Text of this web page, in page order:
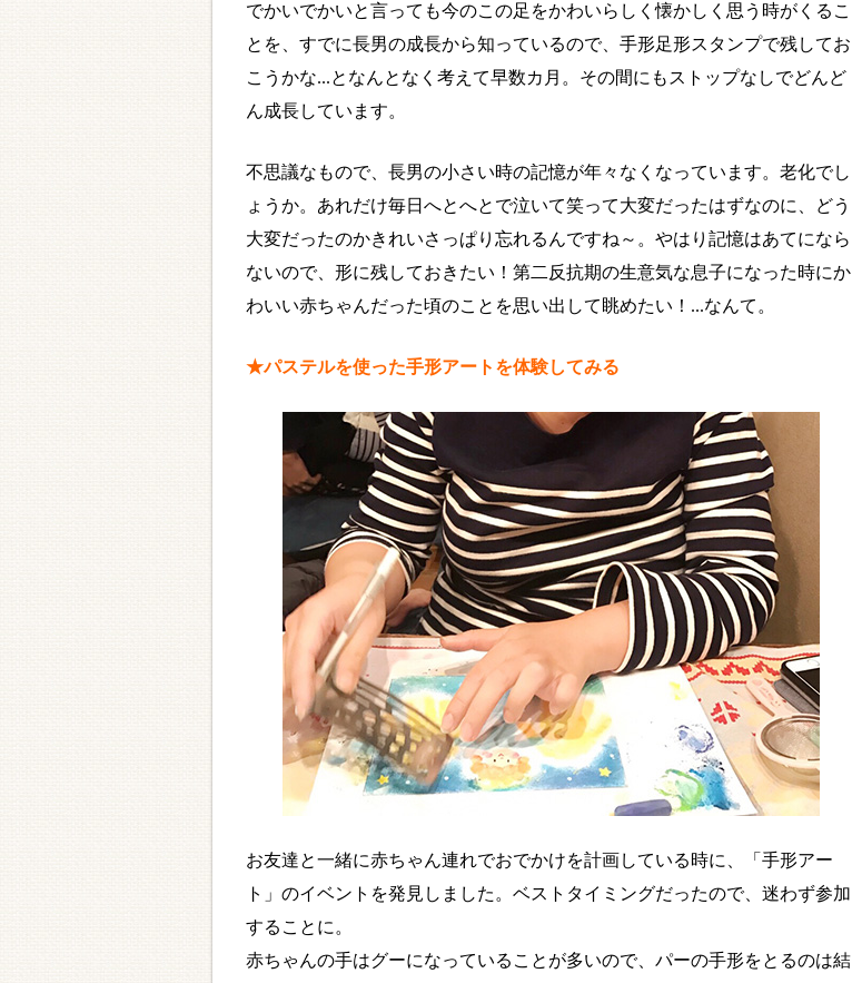
でかいでかいと言っても今のこの足をかわいらしく懐かしく思う時がくるこ
とを、すでに長男の成長から知っているので、手形足形スタンプで残してお
こうかな...となんとなく考えて早数カ月。その間にもストップなしでどんど
ん成長しています。
不思議なもので、長男の小さい時の記憶が年々なくなっています。老化でし
ょうか。あれだけ毎日へとへとで泣いて笑って大変だったはずなのに、どう
大変だったのかきれいさっぱり忘れるんですね～。やはり記憶はあてになら
ないので、形に残しておきたい！第二反抗期の生意気な息子になった時にか
わいい赤ちゃんだった頃のことを思い出して眺めたい！...なんて。
★パステルを使った手形アートを体験してみる
お友達と一緒に赤ちゃん連れでおでかけを計画している時に、「手形アー
ト」のイベントを発見しました。ベストタイミングだったので、迷わず参加
することに。
赤ちゃんの手はグーになっていることが多いので、パーの手形をとるのは結